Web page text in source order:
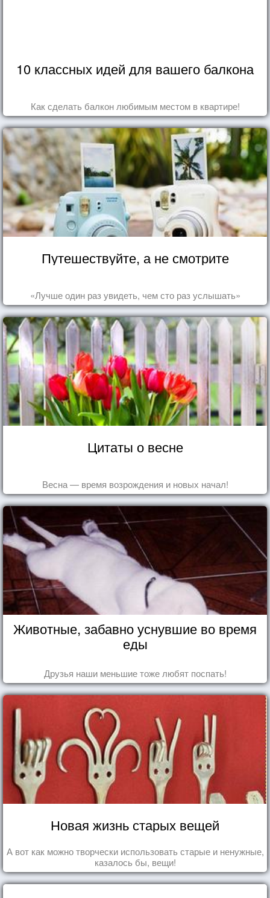
10 классных идей для вашего балкона
Как сделать балкон любимым местом в квартире!
Путешествуйте, а не смотрите
«Лучше один раз увидеть, чем сто раз услышать»
Цитаты о весне
Весна — время возрождения и новых начал!
Животные, забавно уснувшие во время
еды
Друзья наши меньшие тоже любят поспать!
Новая жизнь старых вещей
А вот как можно творчески использовать старые и ненужные,
казалось бы, вещи!